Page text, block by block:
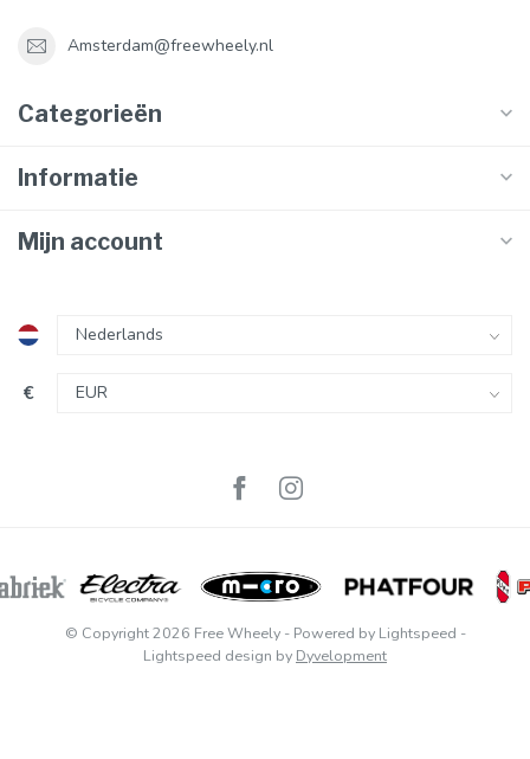
Amsterdam@freewheely.nl
Categorieën
Informatie
Mijn account
€
© Copyright 2026 Free Wheely- Powered by Lightspeed -
Lightspeed design by Dyvelopment